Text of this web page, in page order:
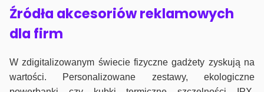
Źródła akcesoriów reklamowych
dla firm
W zdigitalizowanym świecie fizyczne gadżety zyskują na
wartości. Personalizowane zestawy, ekologiczne